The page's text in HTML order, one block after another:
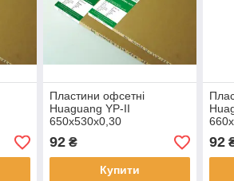
Пластини офсетні
Huaguang YP-II
650x530x0,30
92₴
Купити
92